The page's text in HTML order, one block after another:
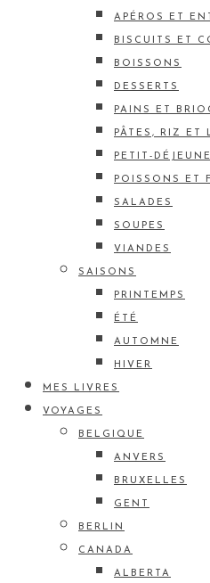
APÉROS ET
BISCUITS ET
BOISSONS
DESSERTS
PAINS ET
PÂTES, RIZ ET
PETIT-
POISSONS ET
SALADES
SOUPES
VIANDES
SAISONS
PRINTEMPS
ÉTÉ
AUTOMNE
HIVER
MES LIVRES
VOYAGES
BELGIQUE
ANVERS
BRUXELLES
GENT
BERLIN
CANADA
ALBERTA